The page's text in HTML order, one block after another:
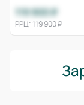
119 900 ₽
РРЦ: 119 900 ₽